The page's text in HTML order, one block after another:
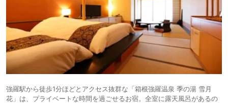
強羅駅から徒歩1分ほどとアクセス抜群な「箱根強羅温泉 季の湯 雪月
花」は、プライベートな時間を過ごせるお宿。全室に露天風呂があるの